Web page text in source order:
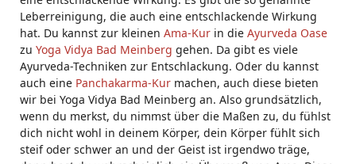
Leberreinigung, die auch eine entschlackende Wirkung
hat. Du kannst zur kleinen Ama-Kur in die Ayurveda Oase
zu Yoga Vidya Bad Meinberg gehen. Da gibt es viele
Ayurveda-Techniken zur Entschlackung. Oder du kannst
auch eine Panchakarma-Kur machen, auch diese bieten
wir bei Yoga Vidya Bad Meinberg an. Also grundsätzlich,
wenn du merkst, du nimmst über die Maßen zu, du fühlst
dich nicht wohl in deinem Körper, dein Körper fühlt sich
steif oder schwer an und der Geist ist irgendwo träge,